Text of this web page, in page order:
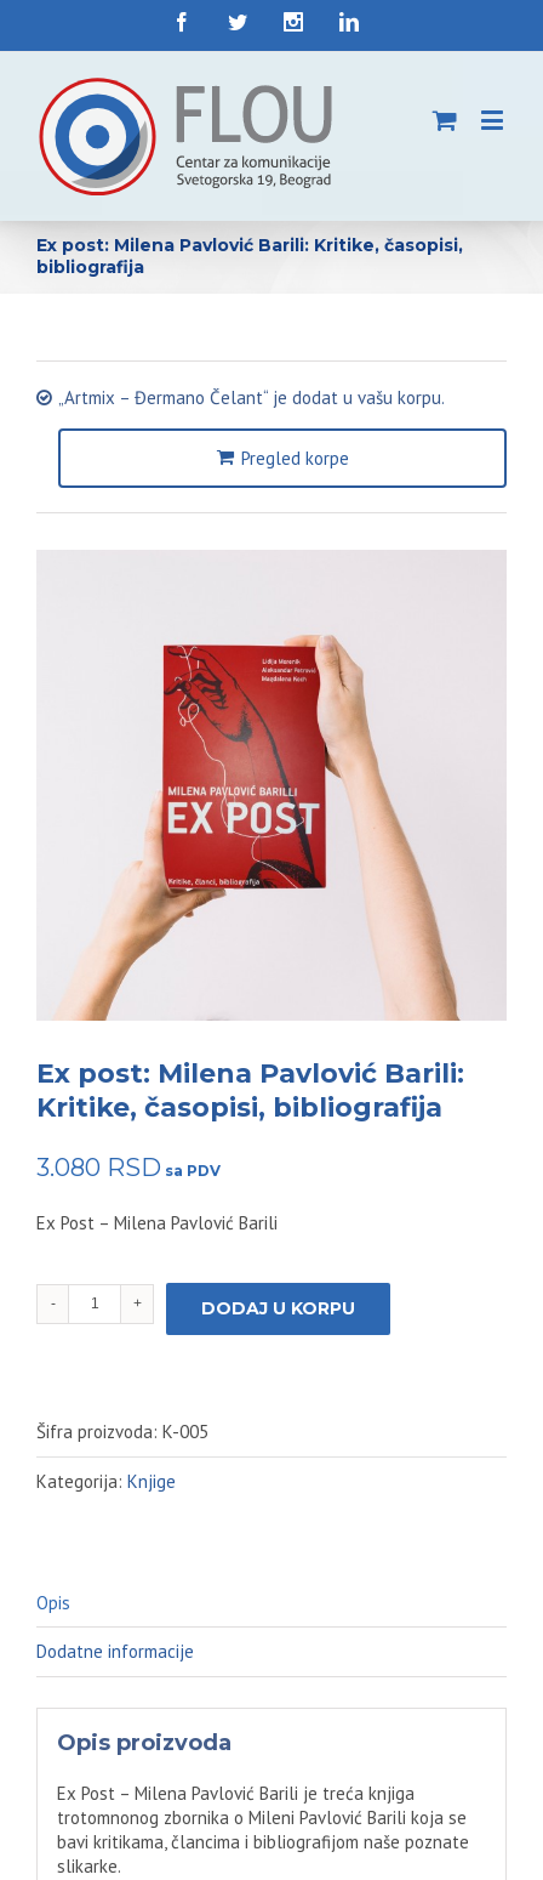
Ex post: Milena Pavlović Barili: Kritike, časopisi,
bibliografija
„Artmix – Đermano Čelant“ je dodat u vašu korpu.
Pregled korpe
Ex post: Milena Pavlović Barili:
Kritike, časopisi, bibliografija
3.080 RSD
Ex Post – Milena Pavlović Barili
post:
časopisi,
bibliografija
količina
DODAJ U KORPU
Šifra proizvoda: K-005
Kategorija: Knjige
Opis
Dodatne informacije
Opis proizvoda
Ex Post – Milena Pavlović Barili je treća knjiga
trotomnonog zbornika o Mileni Pavlović Barili koja se
bavi kritikama, člancima i bibliografijom naše poznate
slikarke.